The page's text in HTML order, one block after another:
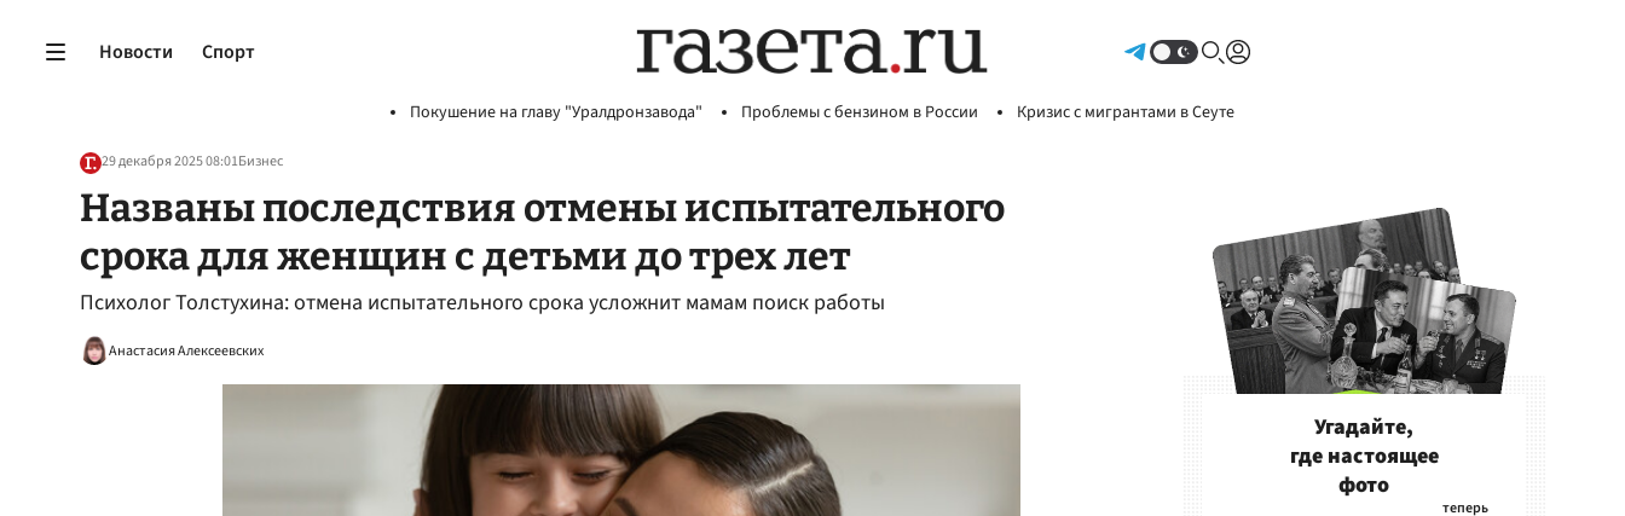
Новости Спорт
Покушение на главу "Уралдронзавода" Проблемы с бензином в России Кризис с мигрантами в Сеуте
29 декабря 2025 08:01Бизнес
Названы последствия отмены испытательного
срока для женщин с детьми до трех лет
Психолог Толстухина: отмена испытательного срока усложнит мамам поиск работы
Анастасия Алексеевских
Угадайте,
где настоящее
фото